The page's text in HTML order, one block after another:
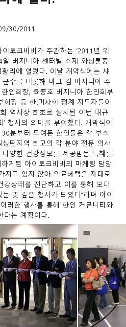
30/2011
토크비비가 주관하는 ‘2011년 워
일 버지니아 센터빌 소재 와싱톤중
리에 열렸다. 이날 개막식에는 샤
수를 비롯해 마크 김 버지니아 주
인회장, 육종호 버지니아 한인회부
회장 등 한.미사회 정계 지도자들이
역사상 최초로 실시된 이번 대규
행사의 의미를 부여했다. 개막식이
분부터 모여든 한인들은 각 부스
턴지역 최고의 각 분야 전문 의사
양한 건강정보를 제공받는 특혜를
게된 아이토크비비의 마케팅 담당
지고 있지 않아 의료혜택을 제대로
강상태를 진단하고 이를 통해 보다
뜻 깊은 행사가 되었다”라며 아이
러한 행사를 통해 한인 커뮤니티와
다는 계획이다.